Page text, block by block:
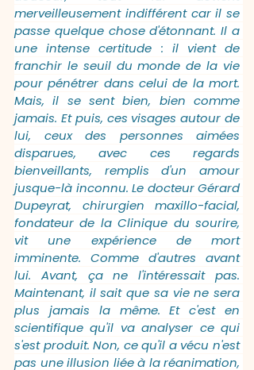
merveilleusement indifférent car il se
passe quelque chose d'étonnant. Il a
une intense certitude : il vient de
franchir le seuil du monde de la vie
pour pénétrer dans celui de la mort.
Mais, il se sent bien, bien comme
jamais. Et puis, ces visages autour de
lui, ceux des personnes aimées
disparues, avec ces regards
bienveillants, remplis d'un amour
jusque-là inconnu. Le docteur Gérard
Dupeyrat, chirurgien maxillo-facial,
fondateur de la Clinique du sourire,
vit une expérience de mort
imminente. Comme d'autres avant
lui. Avant, ça ne l'intéressait pas.
Maintenant, il sait que sa vie ne sera
plus jamais la même. Et c'est en
scientifique qu'il va analyser ce qui
s'est produit. Non, ce qu'il a vécu n'est
pas une illusion liée à la réanimation,